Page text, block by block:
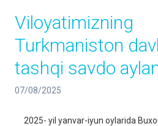
Viloyatimizning
Turkmaniston
tashqi savdo
07/08/2025
2025- yil yanvar-iyun oylarida